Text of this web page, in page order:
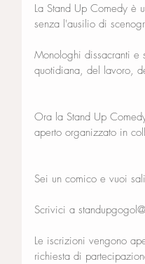
La Stand Up Comedy
senza l'ausilio di
Monologhi dissacranti e
quotidiana, del lavoro,
Ora la Stand Up
aperto organizzato in
Sei un comico e vuoi
Scrivici a
Le iscrizioni vengono
richiesta di